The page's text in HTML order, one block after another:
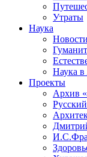
Утраты
Наука
Наука в
Проекты
Архив